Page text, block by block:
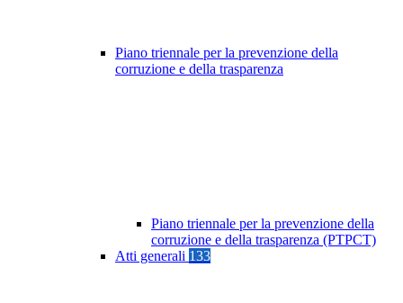
Piano triennale per la prevenzione della
corruzione e della trasparenza
Piano triennale per la prevenzione della
corruzione e della trasparenza (PTPCT)
Atti generali 133